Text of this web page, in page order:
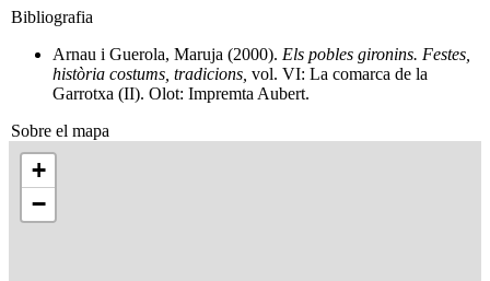
Bibliografia
Arnau i Guerola, Maruja (2000). Els pobles gironins. Festes,
història costums, tradicions, vol. VI: La comarca de la
Garrotxa (II). Olot: Impremta Aubert.
Sobre el mapa
+
−